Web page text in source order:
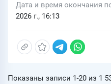
Дата и время окончания
2026 г., 16:13
Показаны записи 1-20 из 1